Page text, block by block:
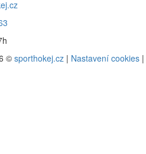
© sporthokej.cz | Nastavení cookies |